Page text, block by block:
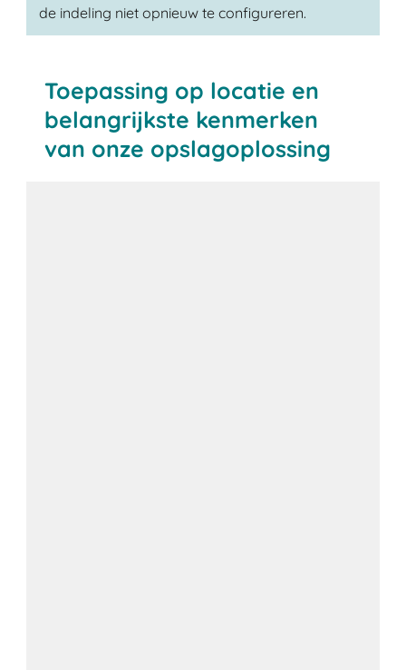
de indeling niet opnieuw te configureren.
Toepassing op locatie en
belangrijkste kenmerken
van onze opslagoplossing